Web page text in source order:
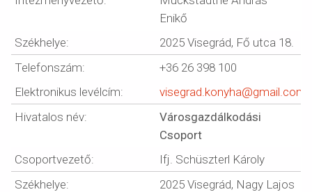
Enikő
Székhelye:
2025 Visegrád, Fő utca 18.
Telefonszám:
+36 26 398 100
Elektronikus levélcím:
visegrad.konyha@gmail.com
Hivatalos név:
Városgazdálkodási
Csoport
Csoportvezető:
Ifj. Schüszterl Károly
Székhelye:
2025 Visegrád, Nagy Lajos